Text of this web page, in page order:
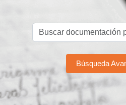
Búsqueda